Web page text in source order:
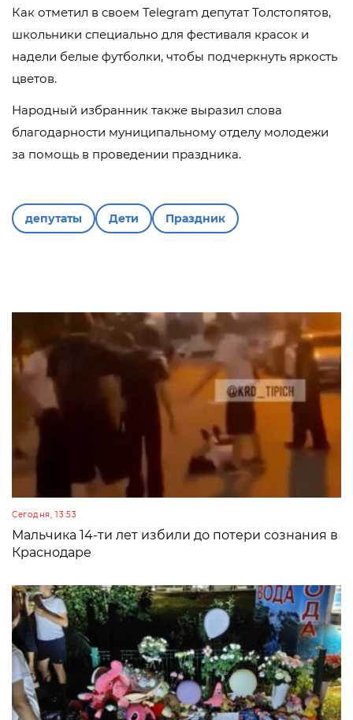
Как отметил в своем Telegram депутат Толстопятов,
школьники специально для фестиваля красок и
надели белые футболки, чтобы подчеркнуть яркость
цветов.
Народный избранник также выразил слова
благодарности муниципальному отделу молодежи
за помощь в проведении праздника.
депутаты Дети Праздник
Сегодня, 13:53
Мальчика 14-ти лет избили до потери сознания в
Краснодаре